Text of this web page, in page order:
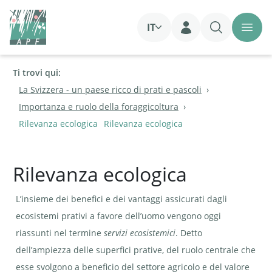
IT
Login
Ti trovi qui:
La Svizzera - un paese ricco di prati e pascoli
Importanza e ruolo della foraggicoltura
Rilevanza ecologica
Rilevanza ecologica
Rilevanza ecologica
L’insieme dei benefici e dei vantaggi assicurati dagli
ecosistemi prativi a favore dell’uomo vengono oggi
riassunti nel termine servizi ecosistemici. Detto
dell’ampiezza delle superfici prative, del ruolo centrale che
esse svolgono a beneficio del settore agricolo e del valore